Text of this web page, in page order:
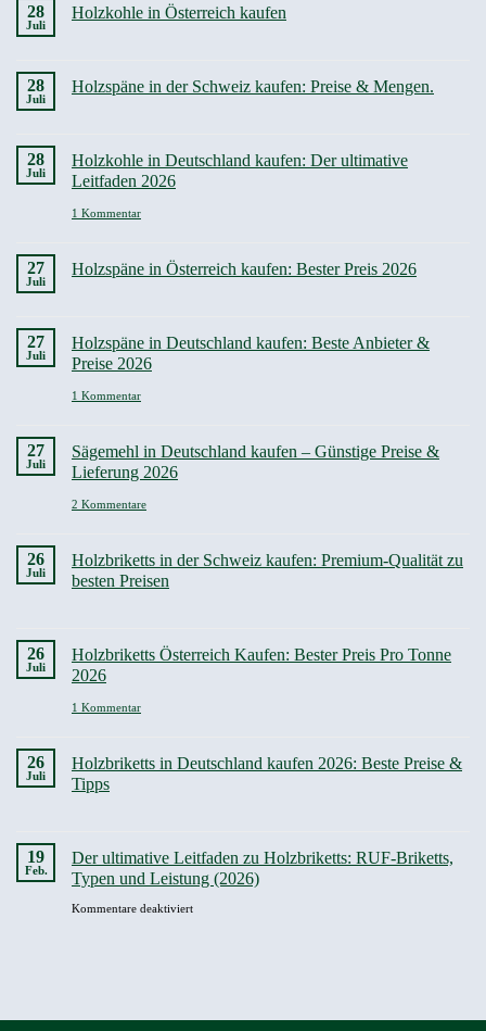
28
Juli
Holzkohle in Österreich kaufen
Holzkohle
in
28
Juli
Holzspäne in der Schweiz kaufen: Preise & Mengen.
Holzspäne
in
der
kaufen:
28
Juli
Holzkohle in Deutschland kaufen: Der ultimative
Leitfaden 2026
1 Kommentarzu
kaufen:
27
Juli
Holzspäne in Österreich kaufen: Bester Preis 2026
Holzspäne
in
Österreich
Bester
27
Juli
Holzspäne in Deutschland kaufen: Beste Anbieter &
Preise 2026
1 Kommentarzu
kaufen:
Beste
Anbieter
Preise
27
Juli
Sägemehl in Deutschland kaufen – Günstige Preise &
Lieferung 2026
2 Kommentarezu
kaufen
Günstige
2026
26
Juli
Holzbriketts in der Schweiz kaufen: Premium-Qualität zu
besten Preisen
Holzbriketts
in
der
kaufen:
besten
Preisen
26
Juli
Holzbriketts Österreich Kaufen: Bester Preis Pro Tonne
2026
1 Kommentarzu
Bester
26
Juli
Holzbriketts in Deutschland kaufen 2026: Beste Preise &
Tipps
Holzbriketts
in
Deutschland
2026:
19
Feb.
Der ultimative Leitfaden zu Holzbriketts: RUF-Briketts,
Typen und Leistung (2026)
Kommentare deaktiviertfür
RUF-